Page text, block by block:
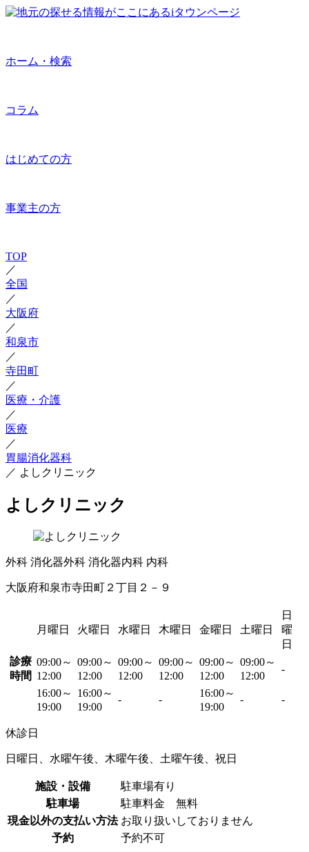
ホーム・検索
コラム
はじめての方
事業主の方
TOP
／
全国
／
大阪府
／
和泉市
／
寺田町
／
医療・介護
／
医療
／
胃腸消化器科
／ よしクリニック
よしクリニック
外科 消化器外科 消化器内科 内科
大阪府和泉市寺田町２丁目２－９
月曜日 火曜日 水曜日 木曜日 金曜日 土曜日
日
曜
日
診療
時間
09:00～
12:00
09:00～
12:00
09:00～
12:00
09:00～
12:00
09:00～
12:00
09:00～
12:00
-
16:00～
19:00
16:00～
19:00
- -
16:00～
19:00
- -
休診日
日曜日、水曜午後、木曜午後、土曜午後、祝日
施設・設備
駐車場有り
駐車場
駐車料金 無料
現金以外の支払い方法 お取り扱いしておりません
予約
予約不可